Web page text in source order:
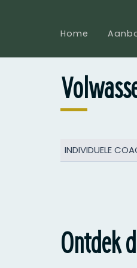
Home
INDIVIDUELE
Ontdek